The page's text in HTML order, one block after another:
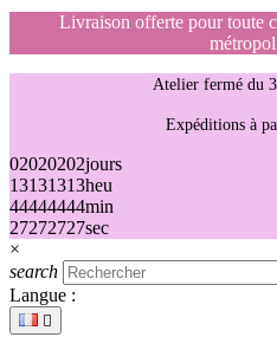
Livraison offerte pour toute
Atelier fermé du
Expéditions à
02020202jours
13131313heu
44444444min
27272727sec
×
search
Langue :
